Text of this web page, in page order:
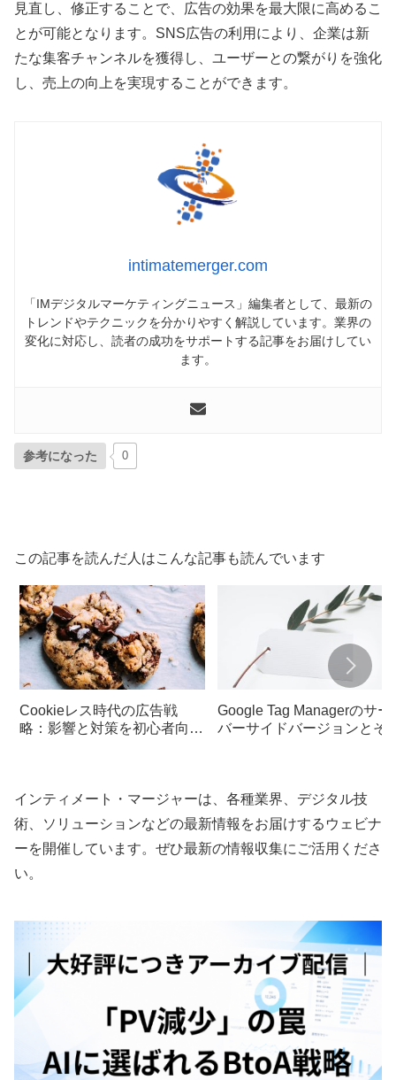
見直し、修正することで、広告の効果を最大限に高めるこ
とが可能となります。SNS広告の利用により、企業は新
たな集客チャンネルを獲得し、ユーザーとの繋がりを強化
し、売上の向上を実現することができます。
intimatemerger.com
「IMデジタルマーケティングニュース」編集者として、最新の
トレンドやテクニックを分かりやすく解説しています。業界の
変化に対応し、読者の成功をサポートする記事をお届けしてい
ます。
参考になった 0
この記事を読んだ人はこんな記事も読んでいます
Cookieレス時代の広告戦
略：影響と対策を初心者向け
Google Tag Managerのサー
バーサイドバージョンとそ
インティメート・マージャーは、各種業界、デジタル技
術、ソリューションなどの最新情報をお届けするウェビナ
ーを開催しています。ぜひ最新の情報収集にご活用くださ
い。